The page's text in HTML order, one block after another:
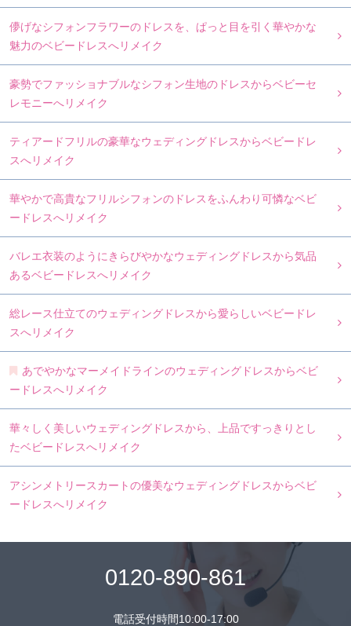
儚げなシフォンフラワーのドレスを、ぱっと目を引く華やかな
魅力のベビードレスへリメイク
豪勢でファッショナブルなシフォン生地のドレスからベビーセ
レモニーへリメイク
ティアードフリルの豪華なウェディングドレスからベビードレ
スへリメイク
華やかで高貴なフリルシフォンのドレスをふんわり可憐なベビ
ードレスへリメイク
バレエ衣装のようにきらびやかなウェディングドレスから気品
あるベビードレスへリメイク
総レース仕立てのウェディングドレスから愛らしいベビードレ
スへリメイク
あでやかなマーメイドラインのウェディングドレスからベビ
ードレスへリメイク
華々しく美しいウェディングドレスから、上品ですっきりとし
たベビードレスへリメイク
アシンメトリースカートの優美なウェディングドレスからベビ
ードレスへリメイク
0120-890-861
電話受付時間10:00-17:00